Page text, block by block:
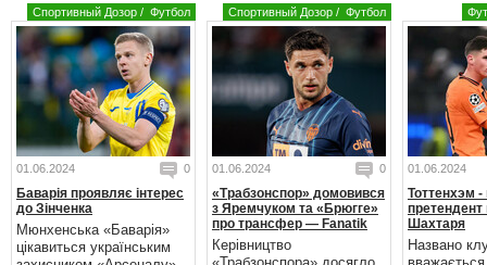
Спортивный Дозор / Футбол
01.06.2024 0
Баварія проявляє інтерес
до Зінченка
Мюнхенська «Баварія»
цікавиться українським
Спортивный Дозор / Футбол
01.06.2024 0
«Трабзонспор» домовився
з Яремчуком та «Брюгге»
про трансфер — Fanatik
Керівництво
01.06.2024
Тоттенхэм -
претендент
Шахтаря
Названо